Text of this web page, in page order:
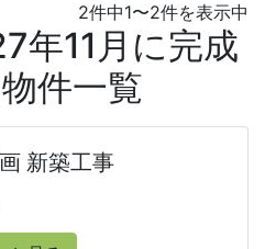
2件中1〜2件を表示中
年11月に完成
件一覧
新築工事